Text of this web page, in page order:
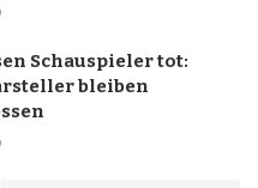
Schauspieler tot:
bleiben